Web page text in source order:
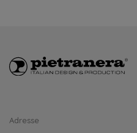
Adresse